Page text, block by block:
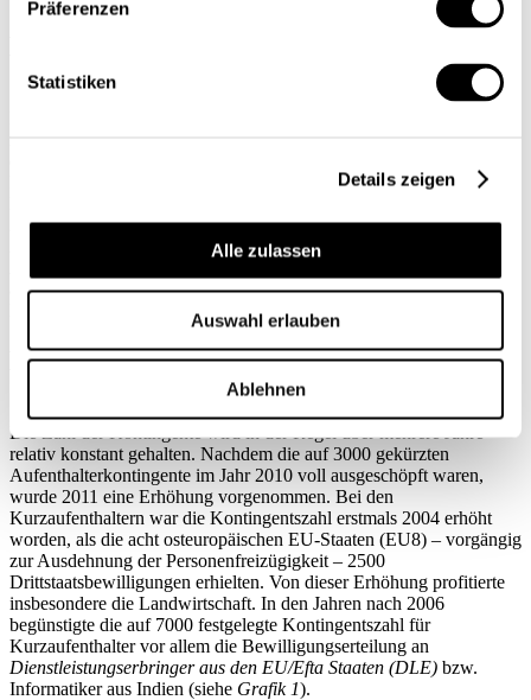
Präferenzen
Statistiken
Details zeigen
Alle zulassen
Auswahl erlauben
Ablehnen
mit zahlreichen Neuansiedlungen in der Schweiz zeigen, dass sich
Der wachsende Bedarf an qualifizierten Arbeitskräften aus
2003 wurden insgesamt 5300 kontingentierte Bewilligungen erteilt;
2010 waren es 9000. Während in Jahren mit mässiger
ausgeschöpft wurden, erreichte der Ausschöpfungsgrad 2008 – am
Ende der letzten Hochkonjunkturphase – 100%.
Kontingentserhöhung
Die Zahl der Kontingente wird in der Regel über mehrere Jahre
relativ konstant gehalten. Nachdem die auf 3000 gekürzten
Aufenthalterkontingente im Jahr 2010 voll ausgeschöpft waren,
wurde 2011 eine Erhöhung vorgenommen. Bei den
Kurzaufenthaltern war die Kontingentszahl erstmals 2004 erhöht
worden, als die acht osteuropäischen EU-Staaten (EU8) – vorgängig
zur Ausdehnung der Personenfreizügigkeit – 2500
Drittstaatsbewilligungen erhielten. Von dieser Erhöhung profitierte
insbesondere die Landwirtschaft. In den Jahren nach 2006
begünstigte die auf 7000 festgelegte Kontingentszahl für
Kurzaufenthalter vor allem die Bewilligungserteilung an
Dienstleistungserbringer aus den EU/Efta Staaten (DLE) bzw.
Informatiker aus Indien (siehe Grafik 1).